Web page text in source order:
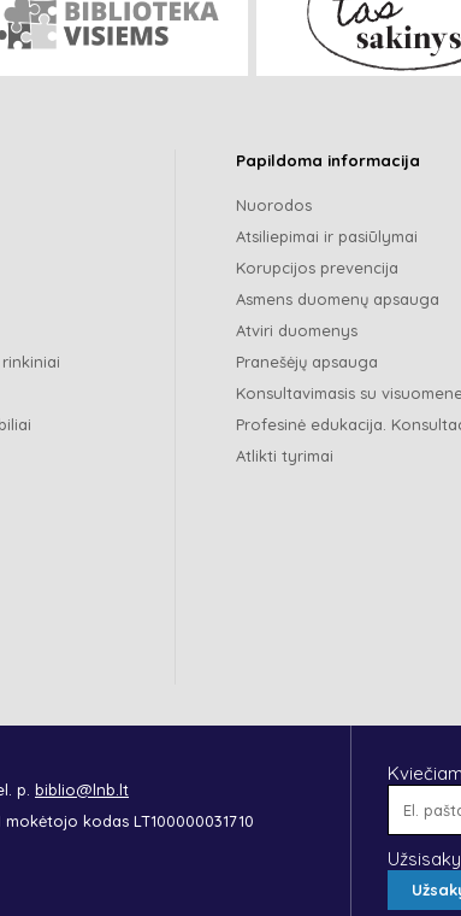
Papildoma informacija
Nuorodos
Atsiliepimai ir pasiūlymai
Korupcijos prevencija
Asmens duomenų apsauga
Atviri duomenys
Pranešėjų apsauga
Konsultavimasis su
Profesinė edukacija.
Atlikti tyrimai
p. biblio@lnb.lt
kodas LT100000031710